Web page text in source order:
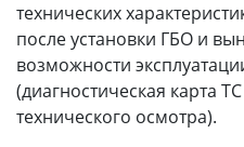
технических
после установки ГБО и
возможности
(диагностическая карта
технического осмотра).